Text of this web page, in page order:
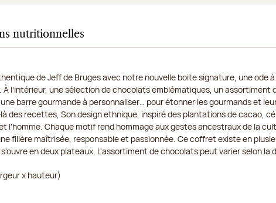
nutritionnelles
de Jeff de Bruges avec notre nouvelle boite signature, une ode
l’intérieur, une sélection de chocolats emblématiques, un assortiment
barre gourmande à personnaliser… pour étonner les gourmands et
des recettes, Son design ethnique, inspiré des plantations de cacao,
l'homme. Chaque motif rend hommage aux gestes ancestraux de la
filière maîtrisée, responsable et passionnée. Ce coffret existe en
en deux plateaux. L'assortiment de chocolats peut varier selon la
x hauteur)